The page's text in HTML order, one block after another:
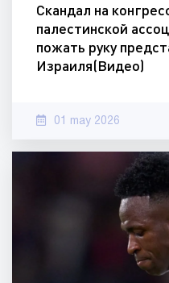
Скандал на
палестинской
пожать руку
Израиля(Видео)
01 may 2026